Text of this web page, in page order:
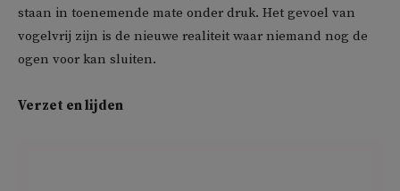
staan in toenemende mate onder druk. Het gevoel van
vogelvrij zijn is de nieuwe realiteit waar niemand nog de
ogen voor kan sluiten.
Verzet en lijden